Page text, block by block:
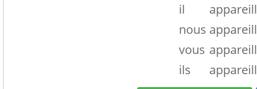
il
appareill
nous appareill
vous appareill
ils
appareill